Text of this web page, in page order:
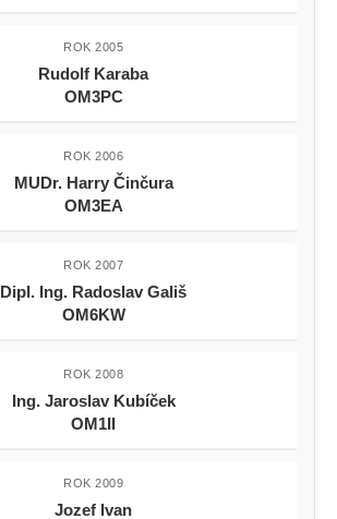
ROK 2005
Rudolf Karaba
OM3PC
ROK 2006
MUDr. Harry Činčura
OM3EA
ROK 2007
Dipl. Ing. Radoslav Gališ
OM6KW
ROK 2008
Ing. Jaroslav Kubíček
OM1II
ROK 2009
Jozef Ivan